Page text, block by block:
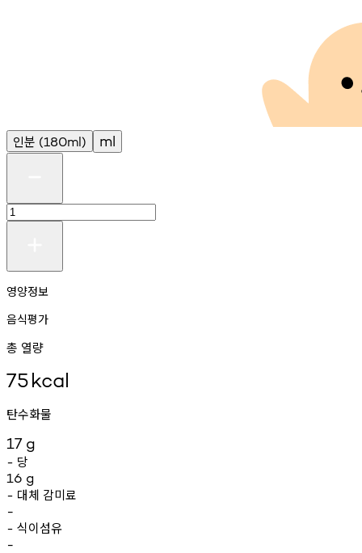
인분 (180ml) ml
영양정보
음식평가
총 열량
75kcal
탄수화물
17 g
- 당
16 g
- 대체 감미료
-
- 식이섬유
-